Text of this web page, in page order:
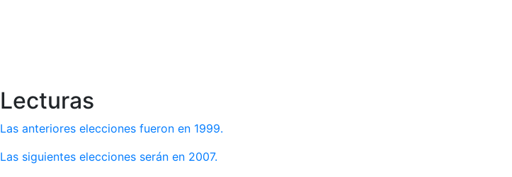
Lecturas
Las anteriores elecciones fueron en 1999.
Las siguientes elecciones serán en 2007.